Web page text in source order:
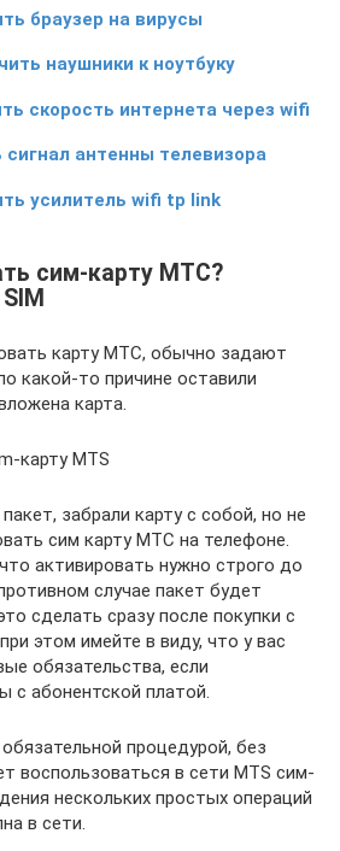
браузер на вирусы
наушники к ноутбуку
скорость интернета через wifi
сигнал антенны телевизора
усилитель wifi tp link
сим-карту МТС?
карту МТС, обычно задают
какой-то причине оставили
карта.
карту MTS
забрали карту с собой, но не
сим карту МТС на телефоне.
активировать нужно строго до
случае пакет будет
сделать сразу после покупки с
этом имейте в виду, что у вас
обязательства, если
с абонентской платой.
процедурой, без
воспользоваться в сети MTS сим-
нескольких простых операций
в сети.